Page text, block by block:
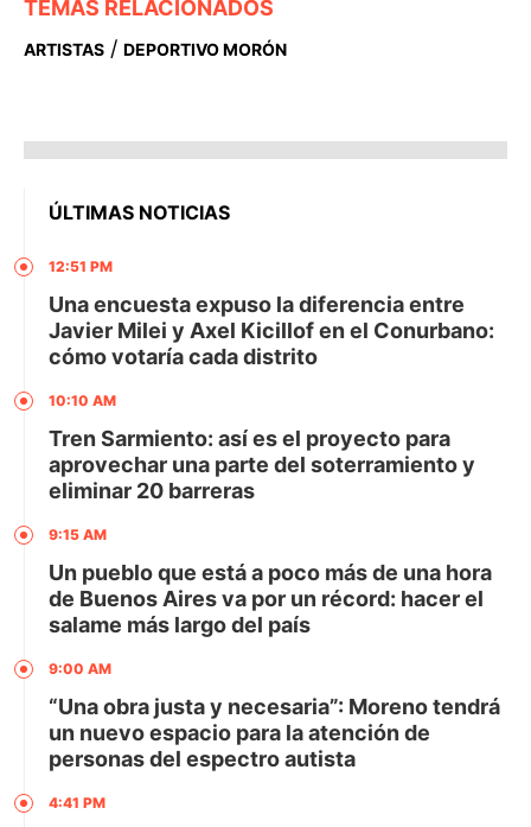
TEMAS RELACIONADOS
ARTISTAS / DEPORTIVO MORÓN
ÚLTIMAS NOTICIAS
12:51 PM
Una encuesta expuso la diferencia entre
Javier Milei y Axel Kicillof en el Conurbano:
cómo votaría cada distrito
10:10 AM
Tren Sarmiento: así es el proyecto para
aprovechar una parte del soterramiento y
eliminar 20 barreras
9:15 AM
Un pueblo que está a poco más de una hora
de Buenos Aires va por un récord: hacer el
salame más largo del país
9:00 AM
“Una obra justa y necesaria”: Moreno tendrá
un nuevo espacio para la atención de
personas del espectro autista
4:41 PM